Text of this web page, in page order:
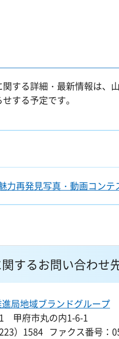
する詳細・最新情報は、
する予定です。
力再発見写真・動画コン
するお問い合わせ
局地域ブランドグループ
甲府市丸の内1-6-1
）1584 ファクス番号：